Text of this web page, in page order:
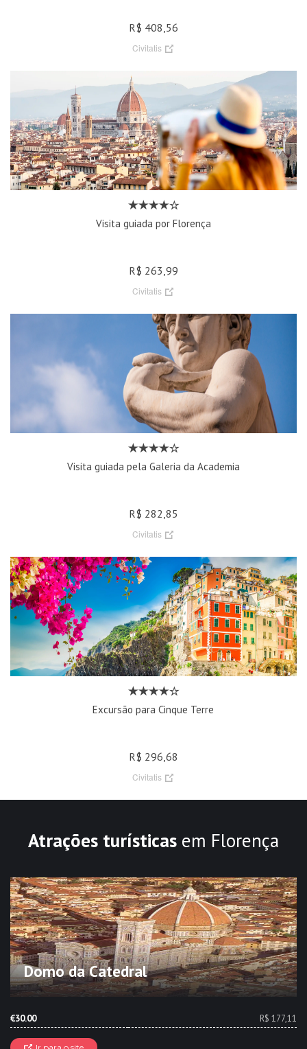
R$ 408,56
Civitatis
Visita guiada por Florença
R$ 263,99
Civitatis
Visita guiada pela Galeria da Academia
R$ 282,85
Civitatis
Excursão para Cinque Terre
R$ 296,68
Civitatis
Atrações turísticas em Florença
Domo da Catedral
€30.00 R$ 177,11